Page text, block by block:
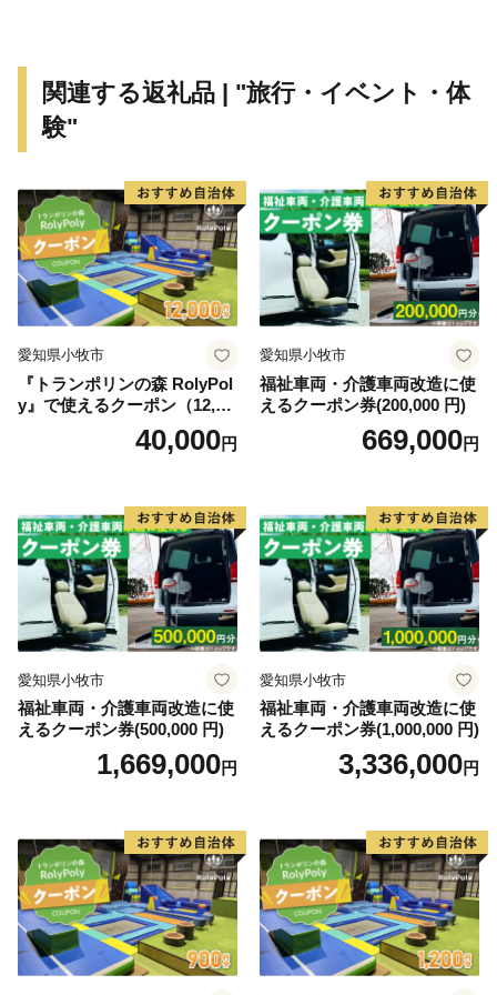
ど、湯量が豊富であるのが特徴です。
温泉など、様々な魅力に溢れた柳津町に、楽しい旅の思
い出作りと疲れを癒しに来てください。
柳津町長 小林 功
関連する返礼品 | "旅行・イベント・体
験"
愛知県小牧市
『トランポリンの森 RolyPol
y』で使えるクーポン（12,00
40,000円
愛知県小牧市
福祉車両・介護車両改造に使
えるクーポン券(200,000 円)
669,000円
愛知県小牧市
福祉車両・介護車両改造に使
えるクーポン券(500,000 円)
1,669,000円
愛知県小牧市
福祉車両・介護車両改造に使
えるクーポン券(1,000,000 円)
3,336,000円